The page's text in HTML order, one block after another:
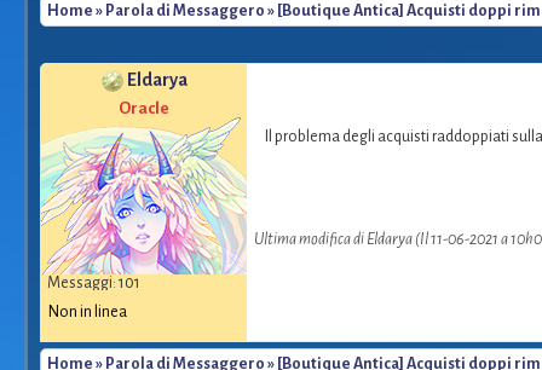
Home » Parola di Messaggero » [Boutique Antica] Acquisti doppi
Eldarya
Oracle
Messaggi: 101
Il problema degli acquisti raddoppiati
Ultima modifica di Eldarya (Il 11-06-2021 a
Non in linea
Home » Parola di Messaggero » [Boutique Antica] Acquisti doppi